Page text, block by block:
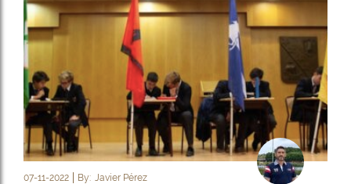
07-11-2022 By: Javier Pérez